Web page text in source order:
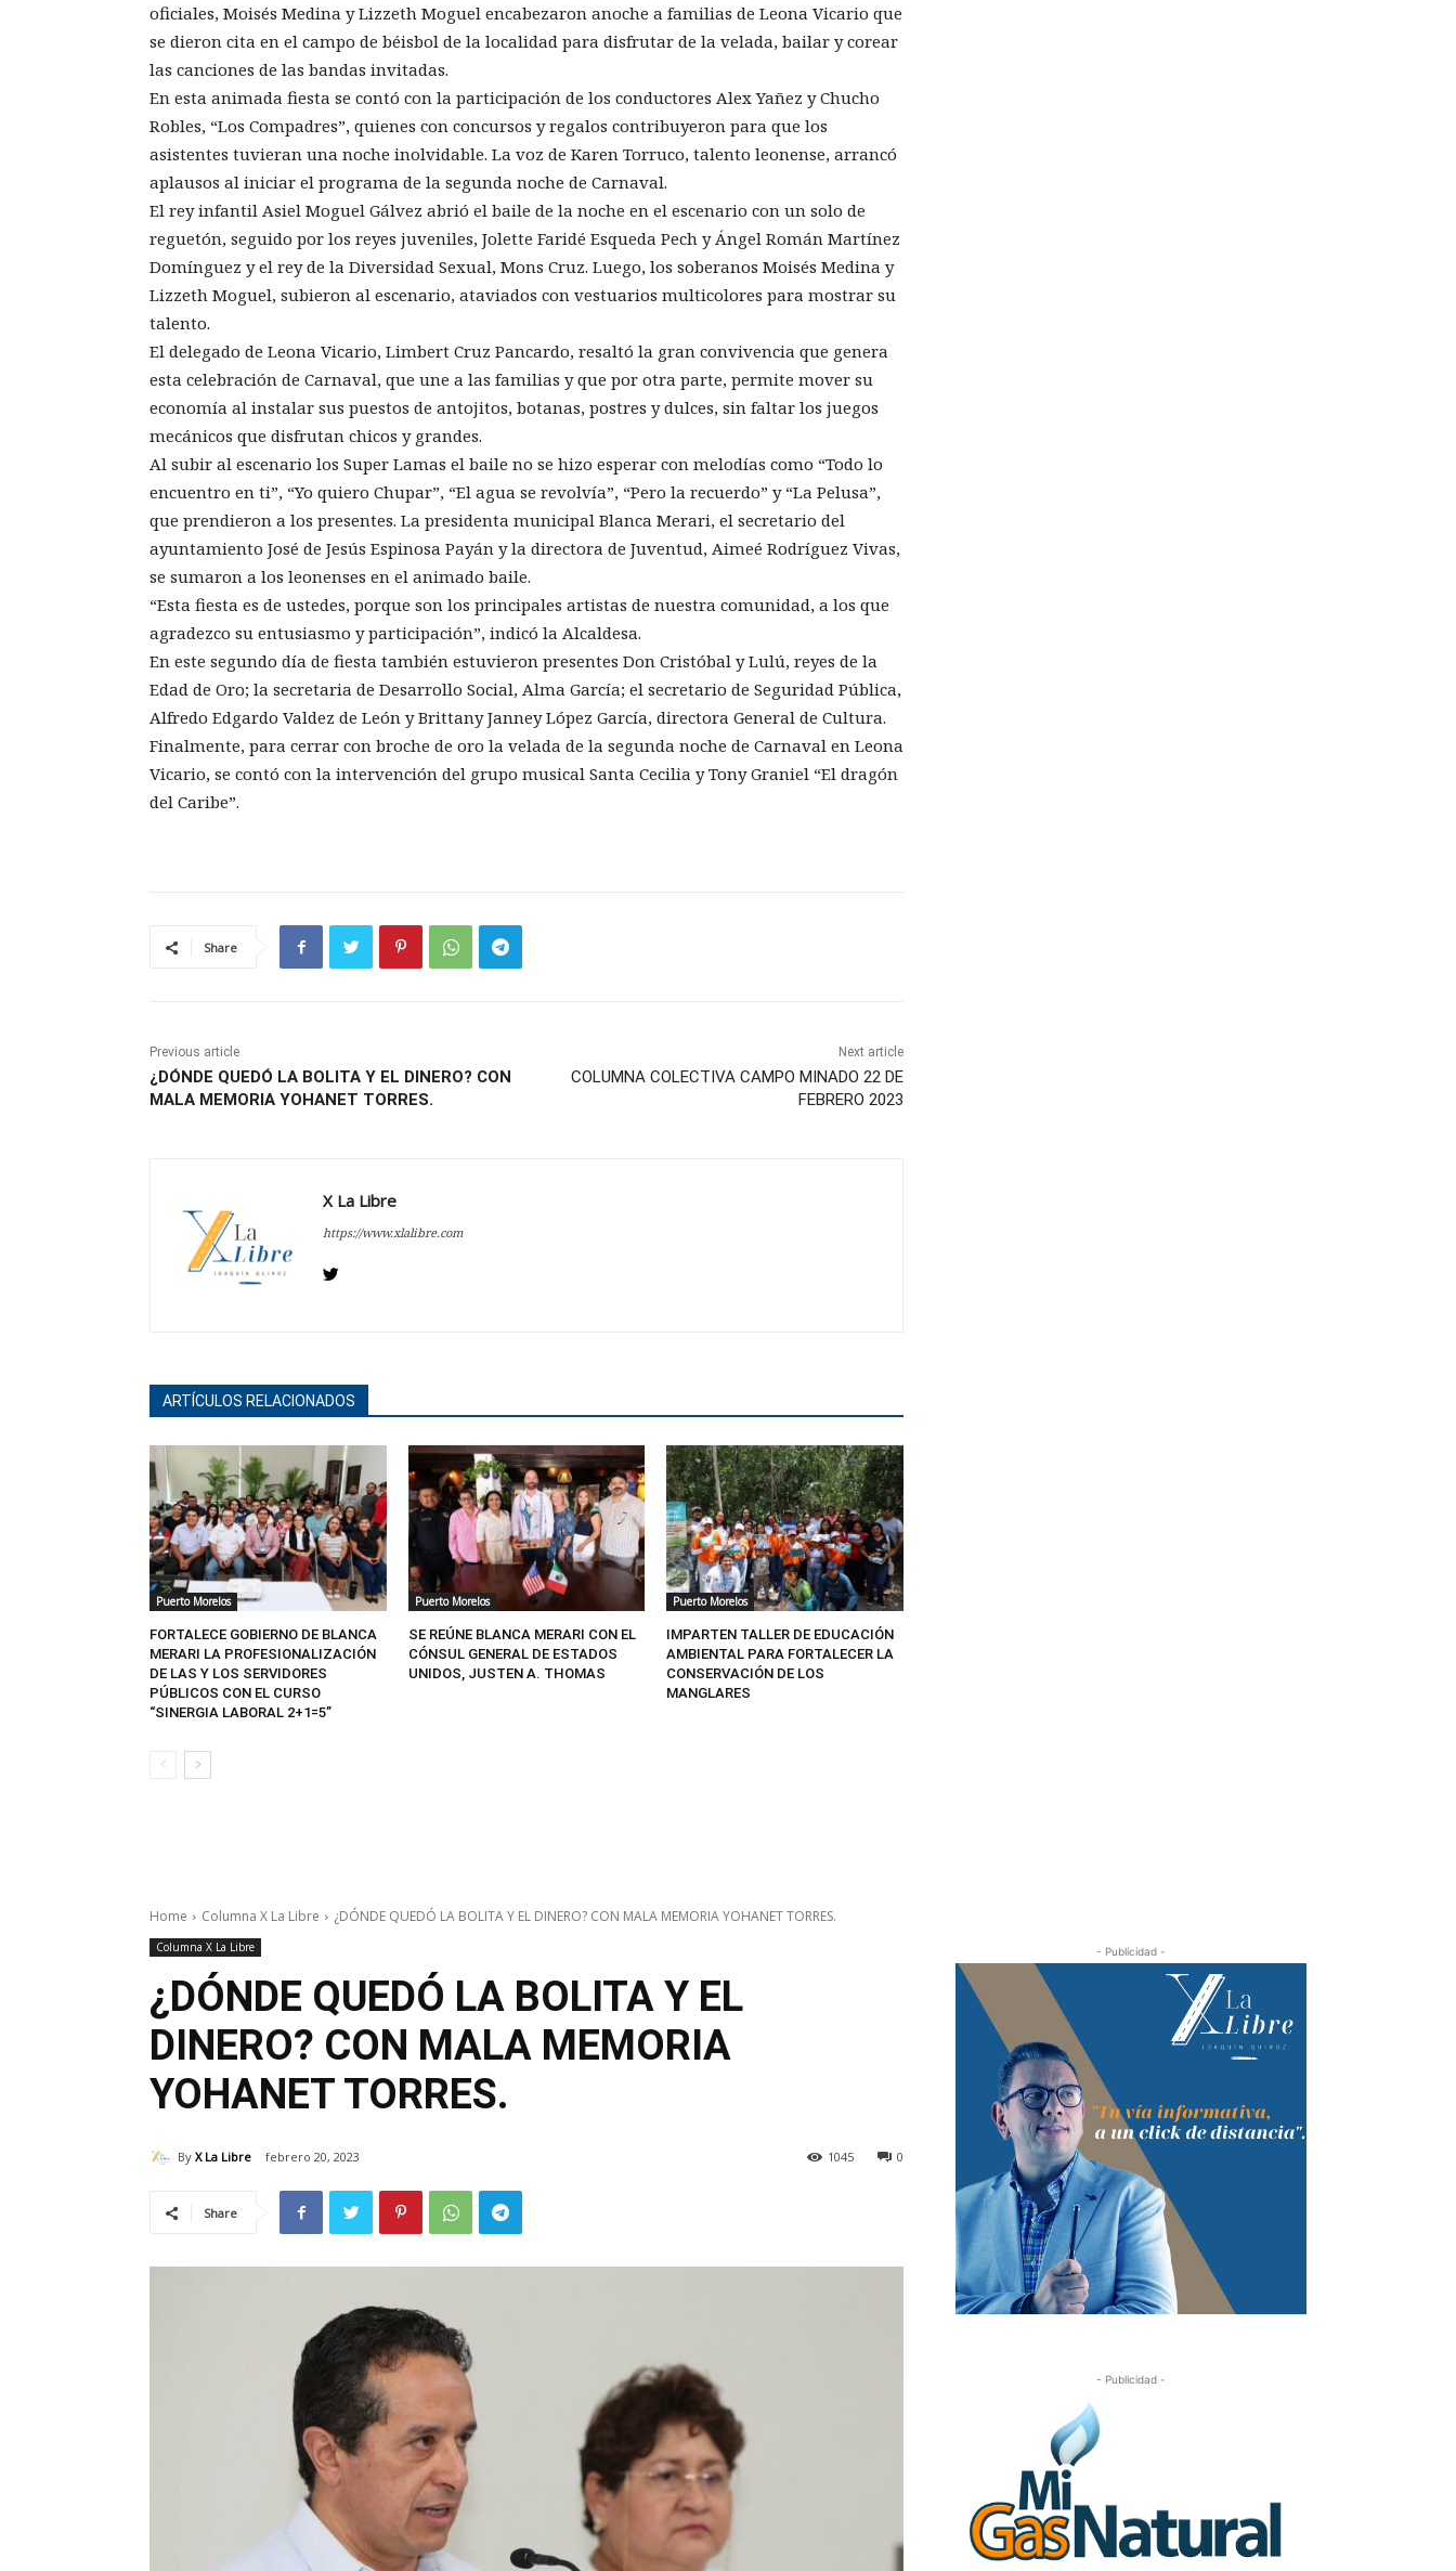
oficiales, Moisés Medina y Lizzeth Moguel encabezaron anoche a familias de Leona Vicario que
se dieron cita en el campo de béisbol de la localidad para disfrutar de la velada, bailar y corear
las canciones de las bandas invitadas.
En esta animada fiesta se contó con la participación de los conductores Alex Yañez y Chucho
Robles, “Los Compadres”, quienes con concursos y regalos contribuyeron para que los
asistentes tuvieran una noche inolvidable. La voz de Karen Torruco, talento leonense, arrancó
aplausos al iniciar el programa de la segunda noche de Carnaval.
El rey infantil Asiel Moguel Gálvez abrió el baile de la noche en el escenario con un solo de
reguetón, seguido por los reyes juveniles, Jolette Faridé Esqueda Pech y Ángel Román Martínez
Domínguez y el rey de la Diversidad Sexual, Mons Cruz. Luego, los soberanos Moisés Medina y
Lizzeth Moguel, subieron al escenario, ataviados con vestuarios multicolores para mostrar su
talento.
El delegado de Leona Vicario, Limbert Cruz Pancardo, resaltó la gran convivencia que genera
esta celebración de Carnaval, que une a las familias y que por otra parte, permite mover su
economía al instalar sus puestos de antojitos, botanas, postres y dulces, sin faltar los juegos
mecánicos que disfrutan chicos y grandes.
Al subir al escenario los Super Lamas el baile no se hizo esperar con melodías como “Todo lo
encuentro en ti”, “Yo quiero Chupar”, “El agua se revolvía”, “Pero la recuerdo” y “La Pelusa”,
que prendieron a los presentes. La presidenta municipal Blanca Merari, el secretario del
ayuntamiento José de Jesús Espinosa Payán y la directora de Juventud, Aimeé Rodríguez Vivas,
se sumaron a los leonenses en el animado baile.
“Esta fiesta es de ustedes, porque son los principales artistas de nuestra comunidad, a los que
agradezco su entusiasmo y participación”, indicó la Alcaldesa.
En este segundo día de fiesta también estuvieron presentes Don Cristóbal y Lulú, reyes de la
Edad de Oro; la secretaria de Desarrollo Social, Alma García; el secretario de Seguridad Pública,
Alfredo Edgardo Valdez de León y Brittany Janney López García, directora General de Cultura.
Finalmente, para cerrar con broche de oro la velada de la segunda noche de Carnaval en Leona
Vicario, se contó con la intervención del grupo musical Santa Cecilia y Tony Graniel “El dragón
del Caribe”.
Share
Previous article
¿DÓNDE QUEDÓ LA BOLITA Y EL DINERO? CON
MALA MEMORIA YOHANET TORRES.
Next article
COLUMNA COLECTIVA CAMPO MINADO 22 DE
FEBRERO 2023
X La Libre
https://www.xlalibre.com
ARTÍCULOS RELACIONADOS
Puerto Morelos
FORTALECE GOBIERNO DE BLANCA
MERARI LA PROFESIONALIZACIÓN
DE LAS Y LOS SERVIDORES
PÚBLICOS CON EL CURSO
“SINERGIA LABORAL 2+1=5”
Puerto Morelos
SE REÚNE BLANCA MERARI CON EL
CÓNSUL GENERAL DE ESTADOS
UNIDOS, JUSTEN A. THOMAS
Puerto Morelos
IMPARTEN TALLER DE EDUCACIÓN
AMBIENTAL PARA FORTALECER LA
CONSERVACIÓN DE LOS
MANGLARES